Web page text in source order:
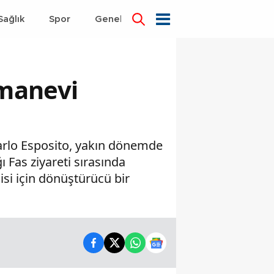
Spor Genel Dünya
Esposito, yakın dönemde
ziyareti sırasında
için dönüştürücü bir